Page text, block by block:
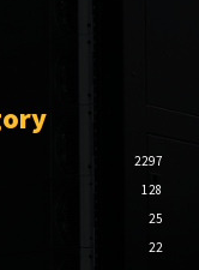
2297
128
25
22